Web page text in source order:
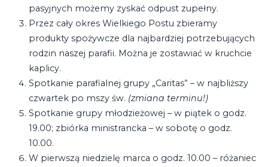
pasyjnych możemy zyskać odpust zupełny.
Przez cały okres Wielkiego Postu zbieramy
produkty spożywcze dla najbardziej potrzebujących
rodzin naszej parafii. Można je zostawiać w kruchcie
kaplicy.
Spotkanie parafialnej grupy „Caritas” – w najbliższy
czwartek po mszy św. (zmiana terminu!)
Spotkanie grupy młodzieżowej – w piątek o godz.
19.00; zbiórka ministrancka – w sobotę o godz.
10.00.
W pierwszą niedzielę marca o godz. 10.00 – różaniec